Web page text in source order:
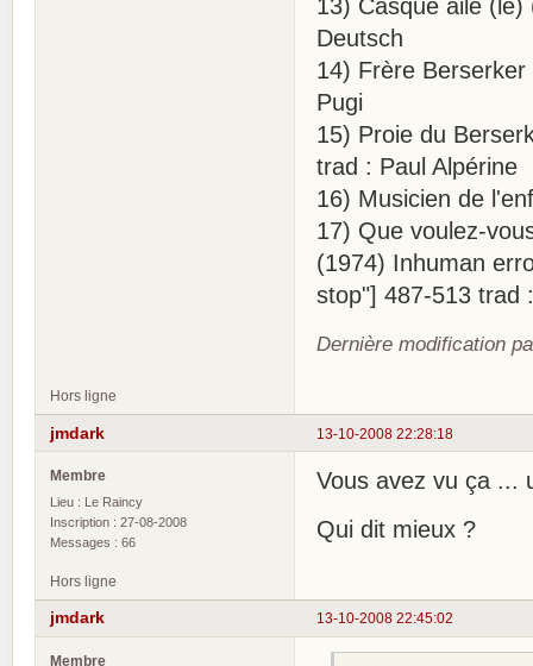
13) Casque ailé
Deutsch
14) Frère
Pugi
15) Proie du
trad : Paul Alpérine
16) Musicien de
17) Que voulez-
(1974) Inhuman
stop"] 487-513 trad
Dernière modification
Hors ligne
13-10-2008 22:28:18
jmdark
Membre
Lieu : Le Raincy
Inscription : 27-08-2008
Messages : 66
Vous avez vu ça ...
Qui dit mieux ?
Hors ligne
13-10-2008 22:45:02
jmdark
Membre